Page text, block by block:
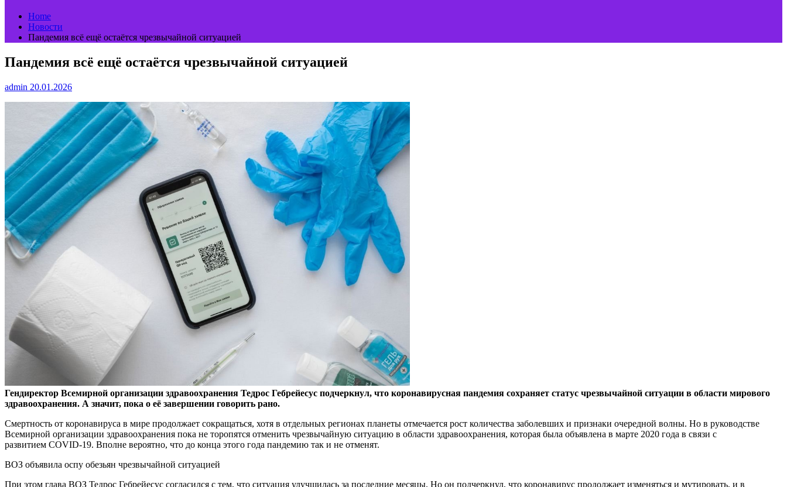
Home
Новости
Пандемия всё ещё остаётся чрезвычайной ситуацией
Пандемия всё ещё остаётся чрезвычайной ситуацией
admin 20.01.2026
Гендиректор Всемирной организации здравоохранения Тедрос Гебрейесус подчеркнул, что коронавирусная пандемия сохраняет статус чрезвычайной ситуации в области мирового
здравоохранения. А значит, пока о её завершении говорить рано.
Смертность от коронавируса в мире продолжает сокращаться, хотя в отдельных регионах планеты отмечается рост количества заболевших и признаки очередной волны. Но в руководстве
Всемирной организации здравоохранения пока не торопятся отменить чрезвычайную ситуацию в области здравоохранения, которая была объявлена в марте 2020 года в связи с
развитием COVID-19. Вполне вероятно, что до конца этого года пандемию так и не отменят.
ВОЗ объявила оспу обезьян чрезвычайной ситуацией
При этом глава ВОЗ Тедрос Гебрейесус согласился с тем, что ситуация улучшилась за последние месяцы. Но он подчеркнул, что коронавирус продолжает изменяться и мутировать, и в